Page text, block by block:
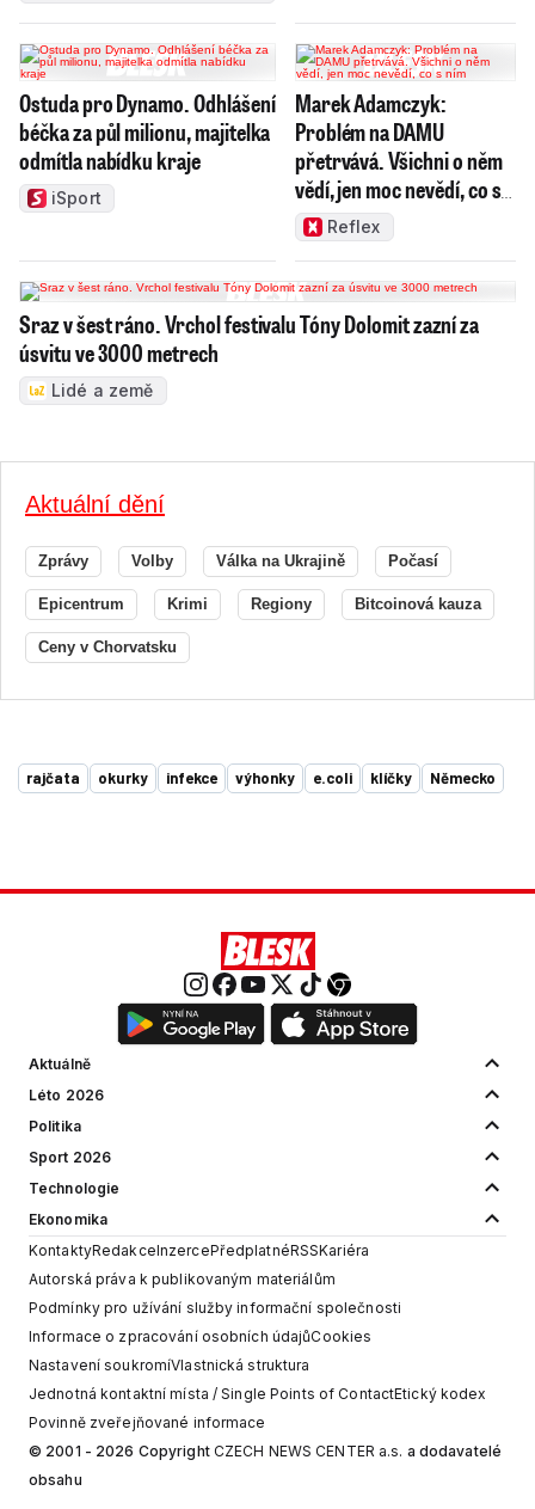
Ostuda pro Dynamo. Odhlášení
béčka za půl milionu, majitelka
odmítla nabídku kraje
iSport
Marek Adamczyk:
Problém na DAMU
přetrvává. Všichni o něm
vědí, jen moc nevědí, co s
nímReflex
Sraz v šest ráno. Vrchol festivalu Tóny Dolomit zazní za
úsvitu ve 3000 metrech
Lidé a země
Aktuální dění
Zprávy Volby Válka na Ukrajině Počasí
Epicentrum Krimi Regiony Bitcoinová kauza
Ceny v Chorvatsku
rajčata okurky infekce výhonky e.coli klíčky Německo
Aktuálně
Léto 2026
Politika
Sport 2026
Technologie
Ekonomika
KontaktyRedakceInzercePředplatnéRSSKariéra
Autorská práva k publikovaným materiálům
Podmínky pro užívání služby informační společnosti
Informace o zpracování osobních údajůCookies
Nastavení soukromíVlastnická struktura
Jednotná kontaktní místa / Single Points of ContactEtický kodex
Povinně zveřejňované informace
© 2001 - 2026 Copyright CZECH NEWS CENTER a.s. a dodavatelé
obsahu